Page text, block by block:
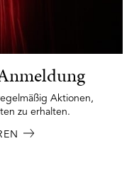
Aktionen,
zu erhalten.